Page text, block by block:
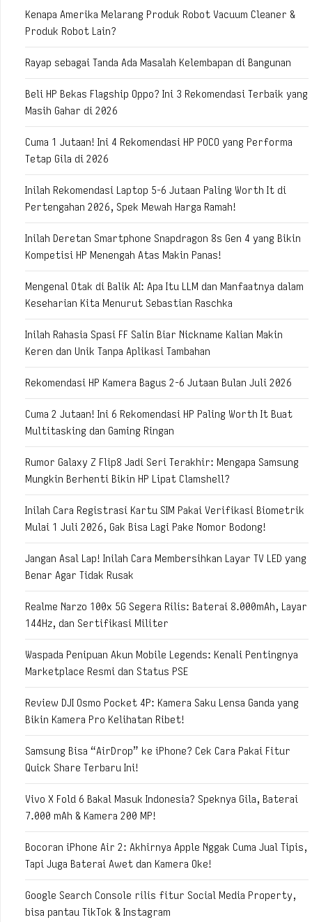
Kenapa Amerika Melarang Produk Robot Vacuum Cleaner &
Produk Robot Lain?
Rayap sebagai Tanda Ada Masalah Kelembapan di Bangunan
Beli HP Bekas Flagship Oppo? Ini 3 Rekomendasi Terbaik yang
Masih Gahar di 2026
Cuma 1 Jutaan! Ini 4 Rekomendasi HP POCO yang Performa
Tetap Gila di 2026
Inilah Rekomendasi Laptop 5-6 Jutaan Paling Worth It di
Pertengahan 2026, Spek Mewah Harga Ramah!
Inilah Deretan Smartphone Snapdragon 8s Gen 4 yang Bikin
Kompetisi HP Menengah Atas Makin Panas!
Mengenal Otak di Balik AI: Apa Itu LLM dan Manfaatnya dalam
Keseharian Kita Menurut Sebastian Raschka
Inilah Rahasia Spasi FF Salin Biar Nickname Kalian Makin
Keren dan Unik Tanpa Aplikasi Tambahan
Rekomendasi HP Kamera Bagus 2-6 Jutaan Bulan Juli 2026
Cuma 2 Jutaan! Ini 6 Rekomendasi HP Paling Worth It Buat
Multitasking dan Gaming Ringan
Rumor Galaxy Z Flip8 Jadi Seri Terakhir: Mengapa Samsung
Mungkin Berhenti Bikin HP Lipat Clamshell?
Inilah Cara Registrasi Kartu SIM Pakai Verifikasi Biometrik
Mulai 1 Juli 2026, Gak Bisa Lagi Pake Nomor Bodong!
Jangan Asal Lap! Inilah Cara Membersihkan Layar TV LED yang
Benar Agar Tidak Rusak
Realme Narzo 100x 5G Segera Rilis: Baterai 8.000mAh, Layar
144Hz, dan Sertifikasi Militer
Waspada Penipuan Akun Mobile Legends: Kenali Pentingnya
Marketplace Resmi dan Status PSE
Review DJI Osmo Pocket 4P: Kamera Saku Lensa Ganda yang
Bikin Kamera Pro Kelihatan Ribet!
Samsung Bisa “AirDrop” ke iPhone? Cek Cara Pakai Fitur
Quick Share Terbaru Ini!
Vivo X Fold 6 Bakal Masuk Indonesia? Speknya Gila, Baterai
7.000 mAh & Kamera 200 MP!
Bocoran iPhone Air 2: Akhirnya Apple Nggak Cuma Jual Tipis,
Tapi Juga Baterai Awet dan Kamera Oke!
Google Search Console rilis fitur Social Media Property,
bisa pantau TikTok & Instagram